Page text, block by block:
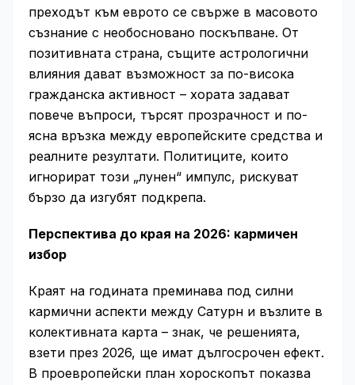
преходът към еврото се свърже в масовото
съзнание с необосновано поскъпване. От
позитивната страна, същите астрологични
влияния дават възможност за по-висока
гражданска активност – хората задават
повече въпроси, търсят прозрачност и по-
ясна връзка между европейските средства и
реалните резултати. Политиците, които
игнорират този „лунен“ импулс, рискуват
бързо да изгубят подкрепа.
Перспектива до края на 2026: кармичен
избор
Краят на годината преминава под силни
кармични аспекти между Сатурн и възлите в
колективната карта – знак, че решенията,
взети през 2026, ще имат дългосрочен ефект.
В проевропейски план хороскопът показва